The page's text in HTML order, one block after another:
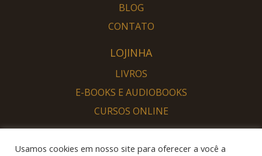
BLOG
CONTATO
LOJINHA
LIVROS
E-BOOKS E AUDIOBOOKS
CURSOS ONLINE
Usamos cookies em nosso site para oferecer a você a